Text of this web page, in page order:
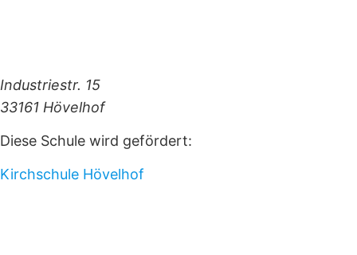
Industriestr. 15
33161 Hövelhof
Diese Schule wird gefördert:
Kirchschule Hövelhof